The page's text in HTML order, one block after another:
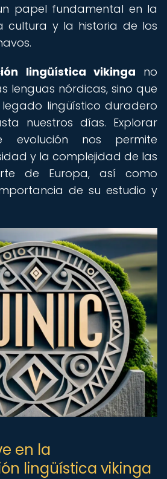
papel fundamental en la
cultura y la historia de los
lingüística vikinga no
lenguas nórdicas, sino que
lingüístico duradero
nuestros días. Explorar
evolución nos permite
y la complejidad de las
de Europa, así como
de su estudio y
en la
lingüística vikinga